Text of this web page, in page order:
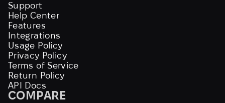
Support
Help Center
Features
Integrations
Usage Policy
Privacy Policy
Terms of Service
Return Policy
API Docs
COMPARE